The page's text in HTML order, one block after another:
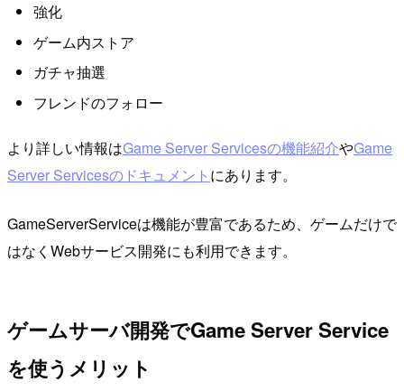
強化
ゲーム内ストア
ガチャ抽選
フレンドのフォロー
より詳しい情報はGame Server Servicesの機能紹介やGame
Server Servicesのドキュメント にあります。
GameServerServiceは機能が豊富であるため、ゲームだけで
はなくWebサービス開発にも利用できます。
ゲームサーバ開発でGame Server Service
を使うメリット